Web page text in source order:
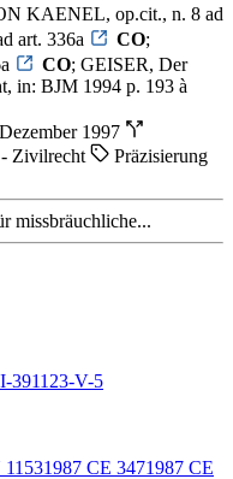
KAENEL, op.cit., n. 8 ad
art. 336a CO;
CO; GEISER, Der
in: BJM 1994 p. 193 à
1997
Zivilrecht
Präzisierung
missbräuchliche...
391123-V-5
11531987 CE 3471987 CE